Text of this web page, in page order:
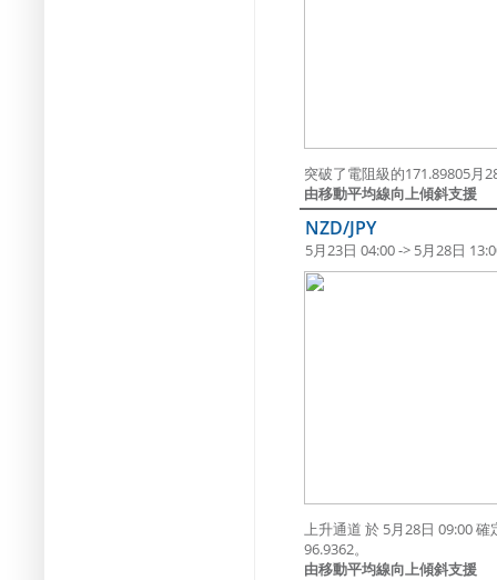
突破了電阻級的171.89805月
由移動平均線向上傾斜支援
NZD/JPY
5月23日 04:00 -> 5月28日
上升通道 於 5月28日 09:00
96.9362。
由移動平均線向上傾斜支援